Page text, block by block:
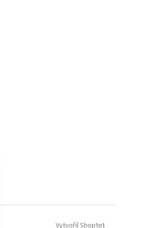
Vytvořil Shoptet